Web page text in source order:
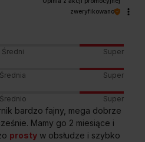
równomiernie?
powinien być
zweryfikowano
Średni
Super
Średnia
Super
Średnio Super
bardzo fajny, mega dobrze
Mamy go 2 miesiące i
prosty w obsłudze i szybko